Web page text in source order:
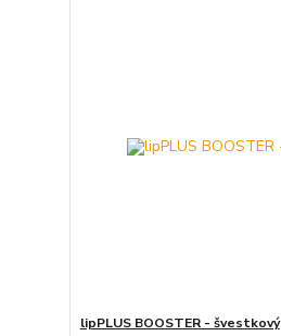
lipPLUS BOOSTER - švestkový